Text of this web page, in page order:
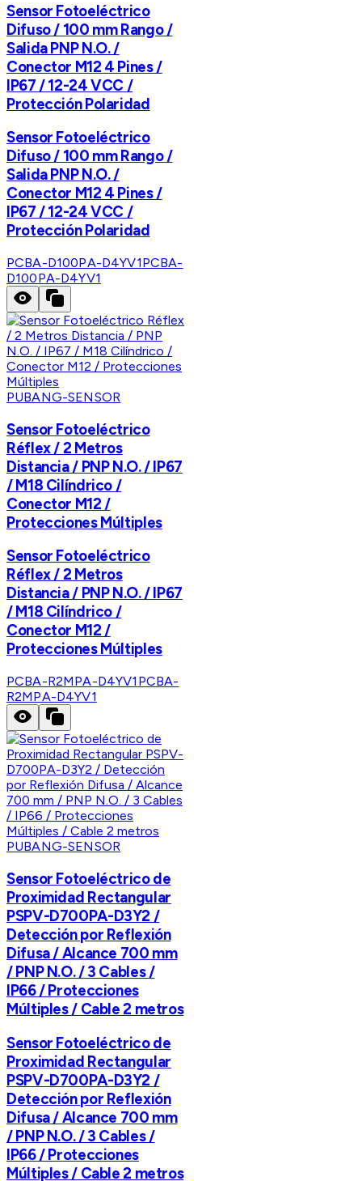
Sensor Fotoeléctrico
Difuso / 100 mm Rango /
Salida PNP N.O. /
Conector M12 4 Pines /
IP67 / 12-24 VCC /
Protección Polaridad
Sensor Fotoeléctrico
Difuso / 100 mm Rango /
Salida PNP N.O. /
Conector M12 4 Pines /
IP67 / 12-24 VCC /
Protección Polaridad
PCBA-D100PA-D4YV1PCBA-
D100PA-D4YV1
PUBANG-SENSOR
Sensor Fotoeléctrico
Réflex / 2 Metros
Distancia / PNP N.O. / IP67
/ M18 Cilíndrico /
Conector M12 /
Protecciones Múltiples
Sensor Fotoeléctrico
Réflex / 2 Metros
Distancia / PNP N.O. / IP67
/ M18 Cilíndrico /
Conector M12 /
Protecciones Múltiples
PCBA-R2MPA-D4YV1 PCBA-
R2MPA-D4YV1
PUBANG-SENSOR
Sensor Fotoeléctrico de
Proximidad Rectangular
PSPV-D700PA-D3Y2 /
Detección por Reflexión
Difusa / Alcance 700 mm
/ PNP N.O. / 3 Cables /
IP66 / Protecciones
Múltiples / Cable 2 metros
Sensor Fotoeléctrico de
Proximidad Rectangular
PSPV-D700PA-D3Y2 /
Detección por Reflexión
Difusa / Alcance 700 mm
/ PNP N.O. / 3 Cables /
IP66 / Protecciones
Múltiples / Cable 2 metros